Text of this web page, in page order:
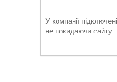
У компанії
не покидаючи сайту.